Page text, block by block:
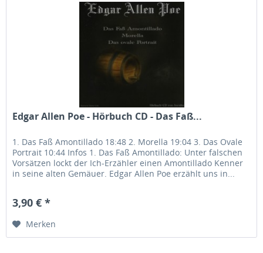
Edgar Allen Poe - Hörbuch CD - Das Faß...
1. Das Faß Amontillado 18:48 2. Morella 19:04 3. Das Ovale
Portrait 10:44 Infos 1. Das Faß Amontillado: Unter falschen
Vorsätzen lockt der Ich-Erzähler einen Amontillado Kenner
in seine alten Gemäuer. Edgar Allen Poe erzählt uns in...
3,90 € *
Merken